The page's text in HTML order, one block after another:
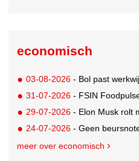
economisch
03-08-2026 - Bol past werkwijze aan om
31-07-2026 - FSIN Foodpulse:
29-07-2026 - Elon Musk rolt met X
24-07-2026 - Geen beursnotering in
meer over economisch